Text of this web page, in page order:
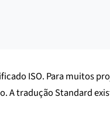
ISO. Para muitos
tradução Standard